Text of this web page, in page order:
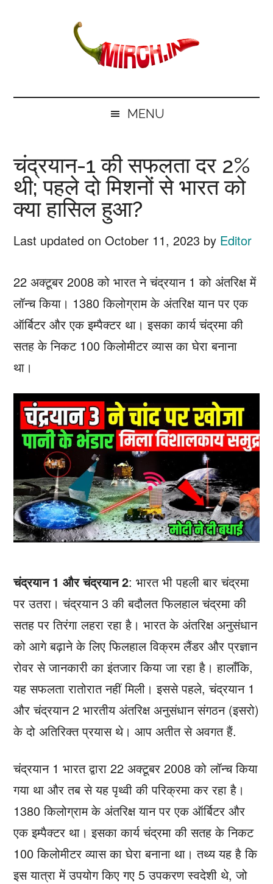
mirch.in
Hindi
MENU
चंद्रयान-1 की सफलता दर 2%
थी; पहले दो मिशनों से भारत को
क्या हासिल हुआ?
Last updated onOctober 11, 2023 by Editor
22 अक्टूबर 2008 को भारत ने चंद्रयान 1 को अंतरिक्ष में
लॉन्च किया। 1380 किलोग्राम के अंतरिक्ष यान पर एक
ऑर्बिटर और एक इम्पैक्टर था। इसका कार्य चंद्रमा की
सतह के निकट 100 किलोमीटर व्यास का घेरा बनाना
था।
चंद्रयान 1 और चंद्रयान 2: भारत भी पहली बार चंद्रमा
पर उतरा। चंद्रयान 3 की बदौलत फिलहाल चंद्रमा की
सतह पर तिरंगा लहरा रहा है। भारत के अंतरिक्ष अनुसंधान
को आगे बढ़ाने के लिए फिलहाल विक्रम लैंडर और प्रज्ञान
रोवर से जानकारी का इंतजार किया जा रहा है। हालाँकि,
यह सफलता रातोरात नहीं मिली। इससे पहले, चंद्रयान 1
और चंद्रयान 2 भारतीय अंतरिक्ष अनुसंधान संगठन (इसरो)
के दो अतिरिक्त प्रयास थे। आप अतीत से अवगत हैं.
चंद्रयान 1 भारत द्वारा 22 अक्टूबर 2008 को लॉन्च किया
गया था और तब से यह पृथ्वी की परिक्रमा कर रहा है।
1380 किलोग्राम के अंतरिक्ष यान पर एक ऑर्बिटर और
एक इम्पैक्टर था। इसका कार्य चंद्रमा की सतह के निकट
100 किलोमीटर व्यास का घेरा बनाना था। तथ्य यह है कि
इस यात्रा में उपयोग किए गए 5 उपकरण स्वदेशी थे, जो